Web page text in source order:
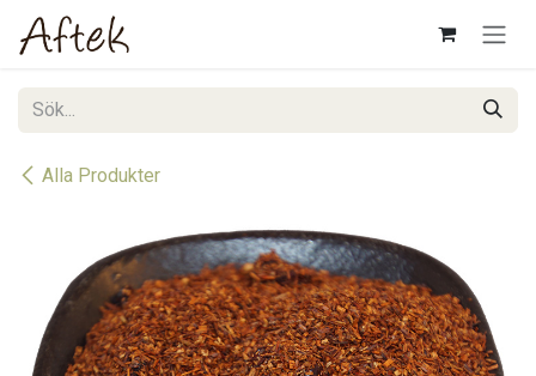
Hoppa till innehåll
Alla Produkter